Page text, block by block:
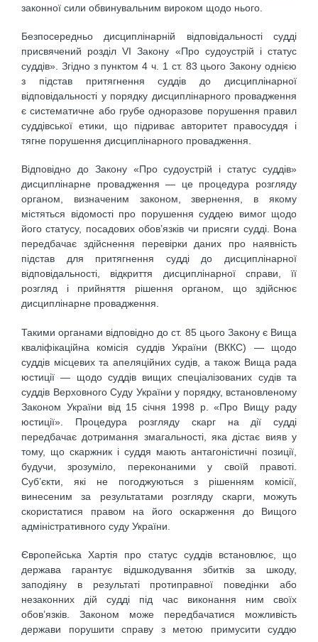
законної сили обвинувальним вироком щодо нього.
Безпосередньо дисциплінарній відповідальності судді
присвячений розділ VI Закону «Про судоустрій і статус
суддів». Згідно з пунктом 4 ч. 1 ст. 83 цього Закону однією
з підстав притягнення суддів до дисциплінарної
відповідальності у порядку дисциплінарного провадження
є систематичне або грубе одноразове порушення правил
суддівської етики, що підриває авторитет правосуддя і
тягне порушення дисциплінарного провадження.
Відповідно до Закону «Про судоустрій і статус суддів»
дисциплінарне провадження — це процедура розгляду
органом, визначеним законом, звернення, в якому
містяться відомості про порушення суддею вимог щодо
його статусу, посадових обов’язків чи присяги судді. Вона
передбачає здійснення перевірки даних про наявність
підстав для притягнення судді до дисциплінарної
відповідальності, відкриття дисциплінарної справи, її
розгляд і прийняття рішення органом, що здійснює
дисциплінарне провадження.
Такими органами відповідно до ст. 85 цього Закону є Вища
кваліфікаційна комісія суддів України (ВККС) — щодо
суддів місцевих та апеляційних судів, а також Вища рада
юстиції — щодо суддів вищих спеціалізованих судів та
суддів Верховного Суду України у порядку, встановленому
Законом України від 15 січня 1998 р. «Про Вищу раду
юстиції». Процедура розгляду скарг на дії судді
передбачає дотримання змагальності, яка дістає вияв у
тому, що скаржник і суддя мають антагоністичні позиції,
будучи, зрозуміло, переконаними у своїй правоті.
Суб’єкти, які не погоджуються з рішенням комісії,
винесеним за результатами розгляду скарги, можуть
скористатися правом на його оскарження до Вищого
адміністративного суду України.
Європейська Хартія про статус суддів встановлює, що
держава гарантує відшкодування збитків за шкоду,
заподіяну в результаті протиправної поведінки або
незаконних дій судді під час виконання ним своїх
обов’язків. Законом може передбачатися можливість
держави порушити справу з метою примусити суддю